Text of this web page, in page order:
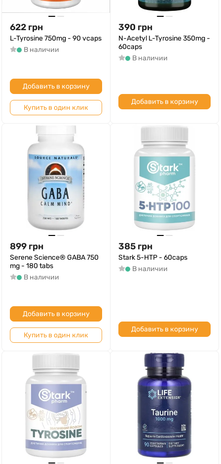
622 грн
L-Tyrosine 750mg - 90 vcaps
В наличии
Добавить в корзину
Купить в один клик
390 грн
N-Acetyl L-Tyrosine 350mg -
60caps
В наличии
Добавить в корзину
899 грн
Serene Science® GABA 750
mg - 180 tabs
В наличии
Добавить в корзину
Купить в один клик
385 грн
Stark 5-HTP - 60caps
В наличии
Добавить в корзину